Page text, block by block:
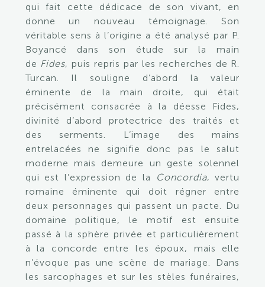
qui fait cette dédicace de son vivant, en
donne un nouveau témoignage. Son
véritable sens à l’origine a été analysé par P.
Boyancé dans son étude sur la main
de Fides, puis repris par les recherches de R.
Turcan. Il souligne d’abord la valeur
éminente de la main droite, qui était
précisément consacrée à la déesse Fides,
divinité d’abord protectrice des traités et
des serments. L’image des mains
entrelacées ne signifie donc pas le salut
moderne mais demeure un geste solennel
qui est l’expression de la
Concordia, vertu
romaine éminente qui doit régner entre
deux personnages qui passent un pacte. Du
domaine politique, le motif est ensuite
passé à la sphère privée et particulièrement
à la concorde entre les époux, mais elle
n’évoque pas une scène de mariage. Dans
les sarcophages et sur les stèles funéraires,